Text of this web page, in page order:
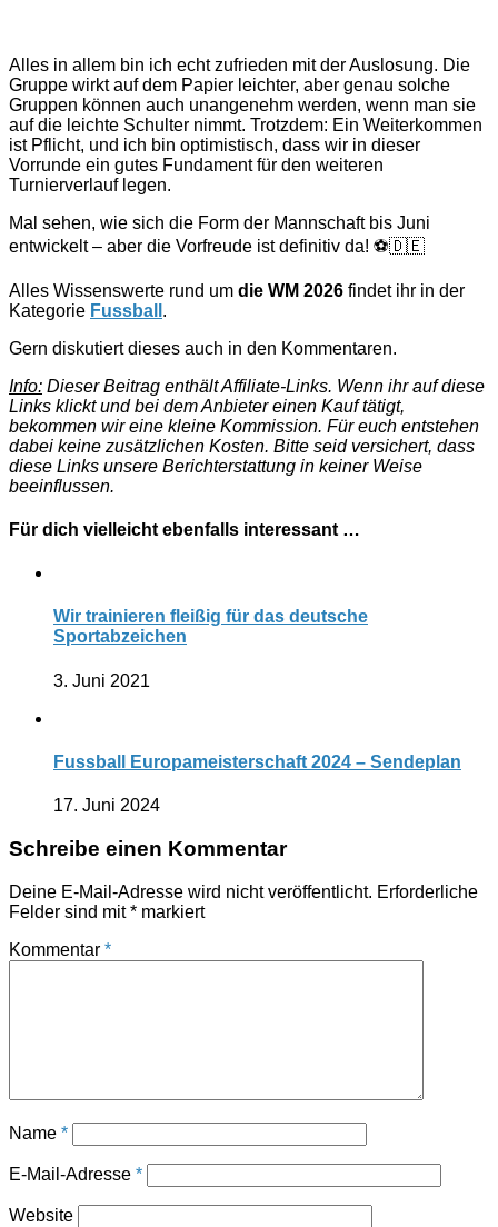
Alles in allem bin ich echt zufrieden mit der Auslosung. Die
Gruppe wirkt auf dem Papier leichter, aber genau solche
Gruppen können auch unangenehm werden, wenn man sie
auf die leichte Schulter nimmt. Trotzdem: Ein Weiterkommen
ist Pflicht, und ich bin optimistisch, dass wir in dieser
Vorrunde ein gutes Fundament für den weiteren
Turnierverlauf legen.
Mal sehen, wie sich die Form der Mannschaft bis Juni
entwickelt – aber die Vorfreude ist definitiv da! ⚽🇩🇪
Alles Wissenswerte rund um die WM 2026 findet ihr in der
Kategorie Fussball .
Gern diskutiert dieses auch in den Kommentaren.
Info: Dieser Beitrag enthält Affiliate-Links. Wenn ihr auf diese
Links klickt und bei dem Anbieter einen Kauf tätigt,
bekommen wir eine kleine Kommission. Für euch entstehen
dabei keine zusätzlichen Kosten. Bitte seid versichert, dass
diese Links unsere Berichterstattung in keiner Weise
beeinflussen.
Für dich vielleicht ebenfalls interessant …
Wir trainieren fleißig für das deutsche
Sportabzeichen
3. Juni 2021
Fussball Europameisterschaft 2024 – Sendeplan
17. Juni 2024
Schreibe einen Kommentar
Deine E-Mail-Adresse wird nicht veröffentlicht. Erforderliche
Felder sind mit* markiert
Kommentar *
Name *
E-Mail-Adresse *
Website